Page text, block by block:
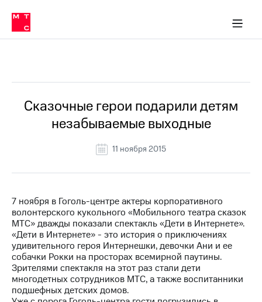
Медиа-центр
и акционерам
Устойчивое развитие
Комплаенс и деловая этика
компании
Карьера
История
компании
Руководство
Контакты
Медиа-центр
Пресс-
релизы
МТС
о технологиях
в МТС
Пресс-
релизы
о технологиях
Сказочные герои подарили детям
незабываемые выходные
11 ноября 2015
7 ноября в Гоголь-центре актеры корпоративного
волонтерского кукольного «Мобильного театра сказок
МТС» дважды показали спектакль «Дети в Интернете».
«Дети в Интернете» - это история о приключениях
удивительного героя Интернешки, девочки Ани и ее
собачки Рокки на просторах всемирной паутины.
Зрителями спектакля на этот раз стали дети
многодетных сотрудников МТС, а также воспитанники
подшефных детских домов.